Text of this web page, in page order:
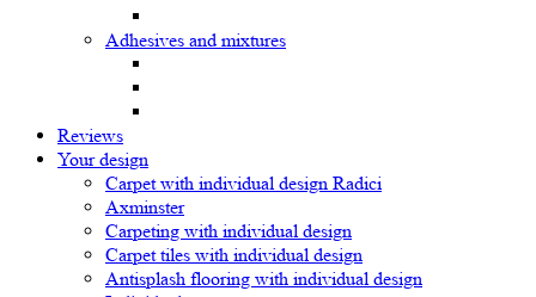
Adhesives and mixtures
Reviews
Your design
Carpet with individual design Radici
Axminster
Carpeting with individual design
Carpet tiles with individual design
Antisplash flooring with individual design